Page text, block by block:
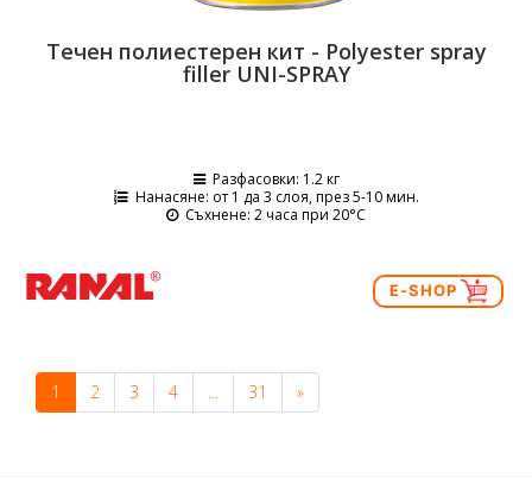
Течен полиестерен кит - Polyester spray
filler UNI-SPRAY
Разфасовки: 1.2 кг
Нанасяне: от 1 да 3 слоя, през 5-10 мин.
Съхнене: 2 часа при 20°C
E-SHOP
1 2 3 4 ... 31 »